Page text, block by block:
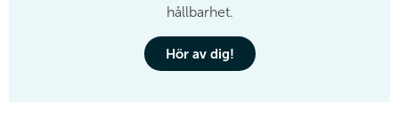
hållbarhet.
Hör av dig!